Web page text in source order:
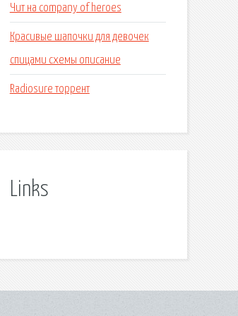
Чит на company of heroes
Красивые шапочки для девочек
спицами схемы описание
Radiosure торрент
Links